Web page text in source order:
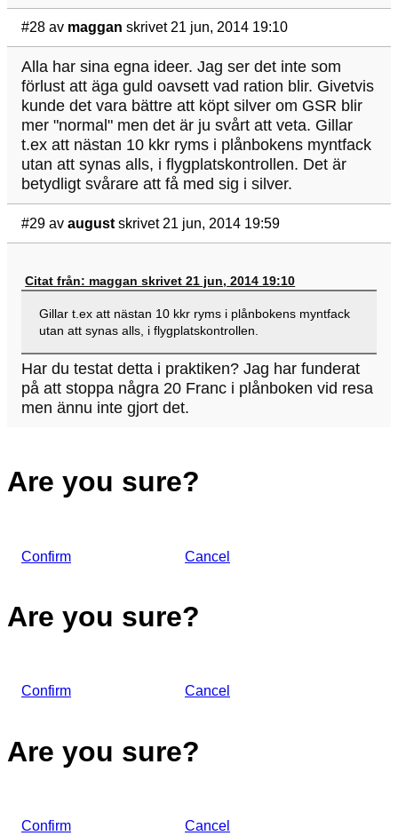
#28 av maggan skrivet 21 jun, 2014 19:10
Alla har sina egna ideer. Jag ser det inte som
förlust att äga guld oavsett vad ration blir. Givetvis
kunde det vara bättre att köpt silver om GSR blir
mer "normal" men det är ju svårt att veta. Gillar
t.ex att nästan 10 kkr ryms i plånbokens myntfack
utan att synas alls, i flygplatskontrollen. Det är
betydligt svårare att få med sig i silver.
#29 av august skrivet 21 jun, 2014 19:59
Citat från: maggan skrivet 21 jun, 2014 19:10
Gillar t.ex att nästan 10 kkr ryms i plånbokens myntfack
utan att synas alls, i flygplatskontrollen.
Har du testat detta i praktiken? Jag har funderat
på att stoppa några 20 Franc i plånboken vid resa
men ännu inte gjort det.
Are you sure?
Confirm Cancel
Are you sure?
Confirm Cancel
Are you sure?
Confirm Cancel